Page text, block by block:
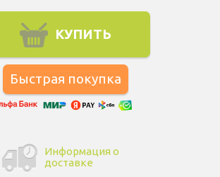
КУПИТЬ
Информация о
доставке